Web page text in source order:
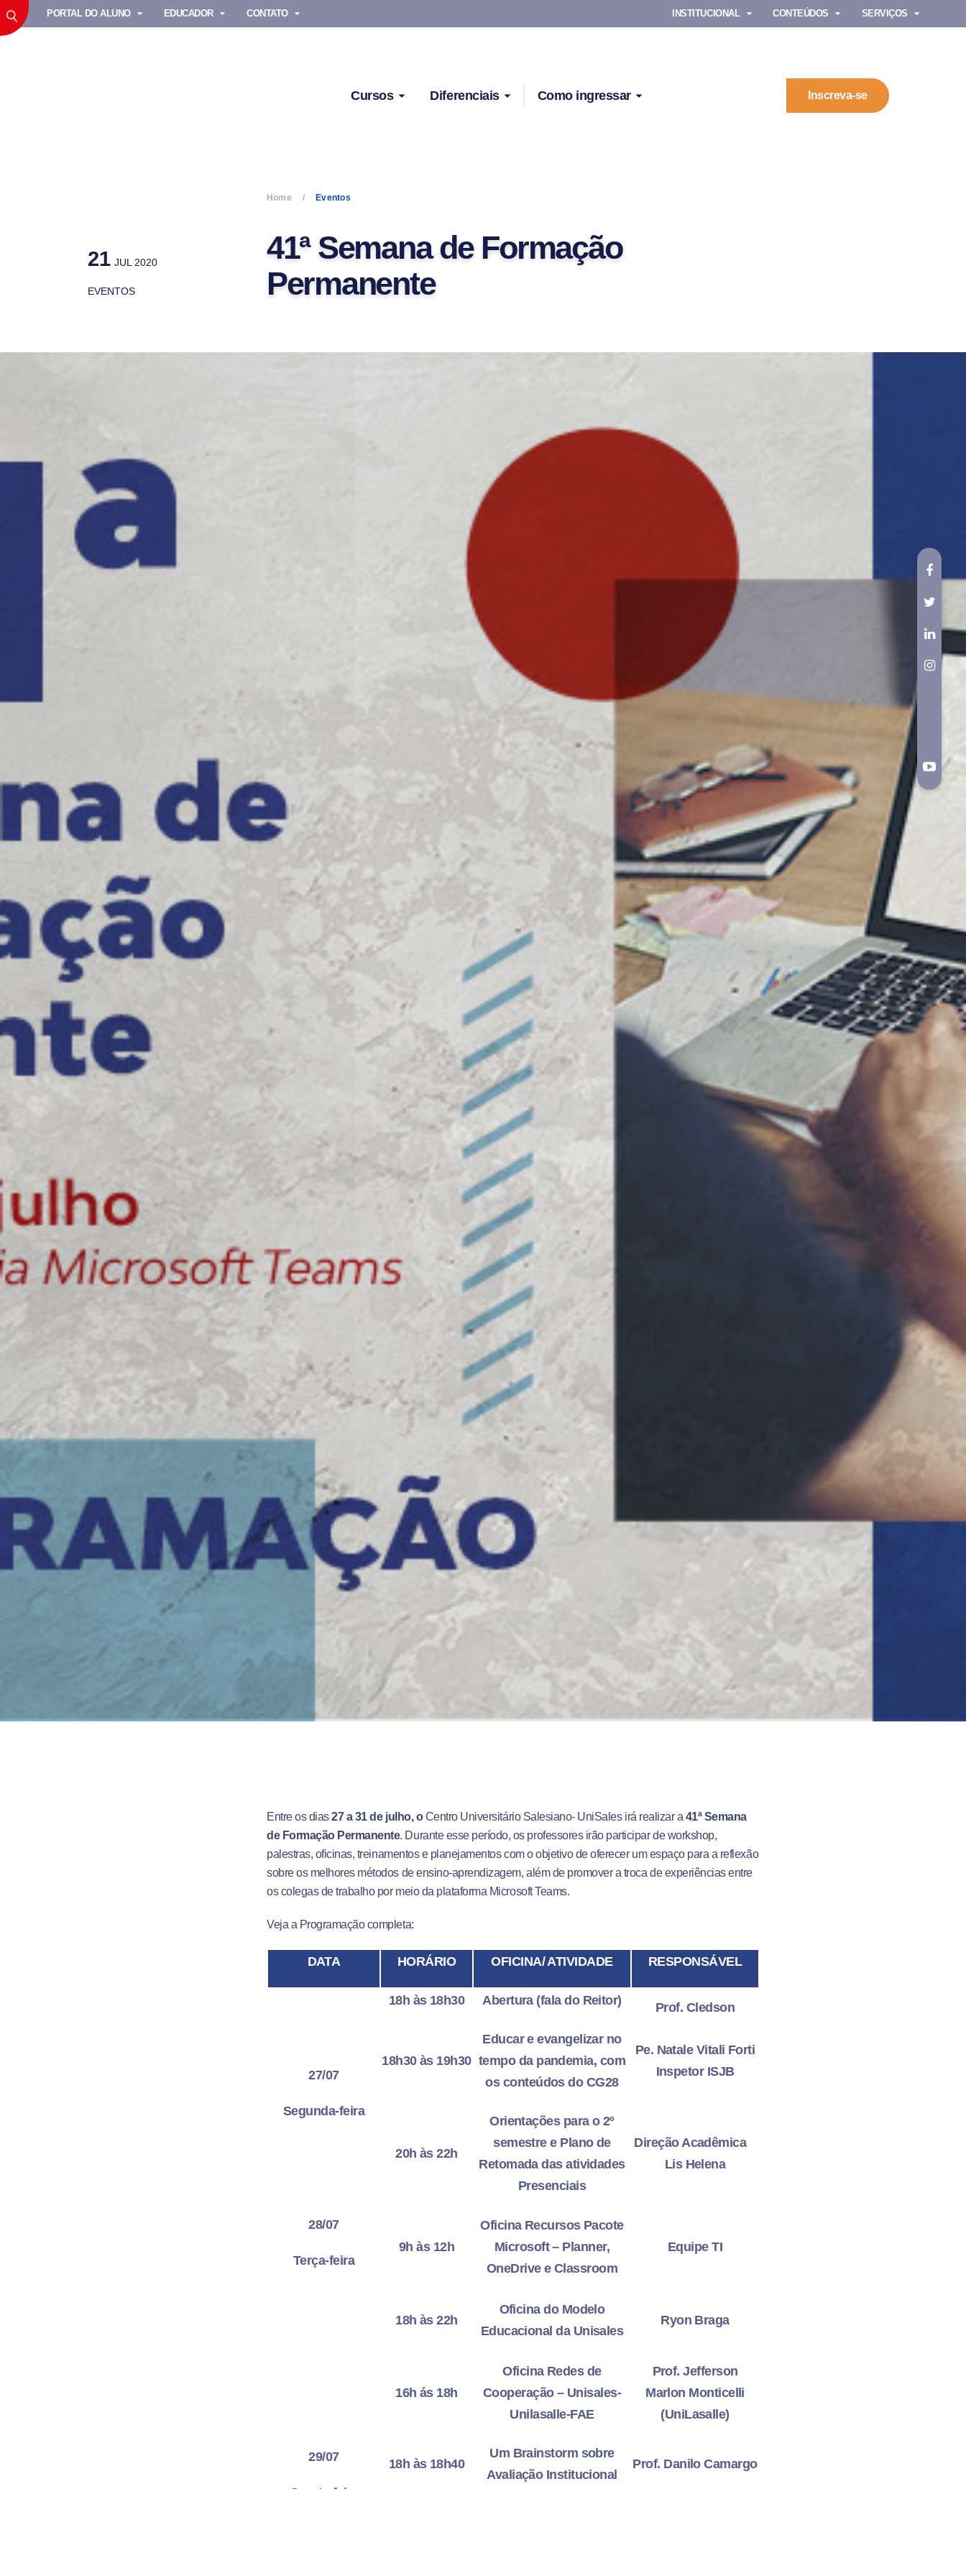
PORTAL DO ALUNO EDUCADOR CONTATO INSTITUCIONAL CONTEÚDOS SERVIÇOS
Cursos Diferenciais Como ingressar Inscreva-se
21 JUL 2020
EVENTOS
Home Eventos
41ª Semana de Formação
Permanente
Entre os dias27 a 31 de julho, oCentro Universitário Salesiano- UniSales irá realizar a 41ª Semana
de Formação Permanente. Durante esse período, os professores irão participar de workshop,
palestras, oficinas, treinamentos e planejamentos com o objetivo de oferecer um espaço para a reflexão
sobre os melhores métodos de ensino-aprendizagem, além de promover a troca de experiências entre
os colegas de trabalho por meio da plataforma Microsoft Teams.
Veja a Programação completa:
DATA HORÁRIO OFICINA/ ATIVIDADE RESPONSÁVEL
27/07
Segunda-feira
18h às 18h30 Abertura (fala do Reitor) Prof. Cledson
18h30 às 19h30
Educar e evangelizar no
tempo da pandemia, com
os conteúdos do CG28
Pe. Natale Vitali Forti
Inspetor ISJB
20h às 22h
Orientações para o 2º
semestre e Plano de
Retomada das atividades
Presenciais
Direção Acadêmica
Lis Helena
28/07
Terça-feira
9h às 12h
Oficina Recursos Pacote
Microsoft – Planner,
OneDrive e Classroom
Equipe TI
18h às 22h
Oficina do Modelo
Educacional da Unisales
Ryon Braga
29/07
Quarta-feira
16h ás 18h
Oficina Redes de
Cooperação – Unisales-
Unilasalle-FAE
Prof. Jefferson
Marlon Monticelli
(UniLasalle)
18h às 18h40
Um Brainstorm sobre
Avaliação Institucional
Prof. Danilo Camargo